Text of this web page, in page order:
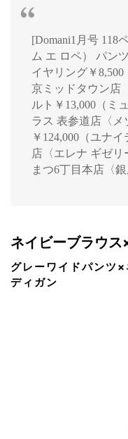
[Domani1月号 118
ム エ ロペ） パン
イヤリング￥
京ミッドタウン店
ルト￥13,000（ミ
ラス 表参道店〈
￥124,000（ユナ
店〈エレナ ギゼリ
まつ6丁目本店〈
ネイビーブラウ
グレーワイドパンツ
ディガン